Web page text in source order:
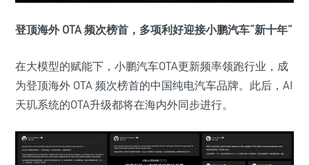
登顶海外 OTA 频次榜首，多项利好迎接小鹏汽车“新十年”
在大模型的赋能下，小鹏汽车OTA更新频率领跑行业，成
为登顶海外 OTA 频次榜首的中国纯电汽车品牌。此后，AI
天玑系统的OTA升级都将在海内外同步进行。